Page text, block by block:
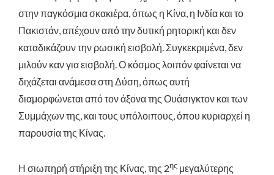
στην παγκόσμια σκακιέρα, όπως η Κίνα, η Ινδία και το
Πακιστάν, απέχουν από την δυτική ρητορική και δεν
καταδικάζουν την ρωσική εισβολή. Συγκεκριμένα, δεν
μιλούν καν για εισβολή. Ο κόσμος λοιπόν φαίνεται να
διχάζεται ανάμεσα στη Δύση, όπως αυτή
διαμορφώνεται από τον άξονα της Ουάσιγκτον και των
Συμμάχων της, και τους υπόλοιπους, όπου κυριαρχεί η
παρουσία της Κίνας.
Η σιωπηρή στήριξη της Κίνας, της 2ης μεγαλύτερης